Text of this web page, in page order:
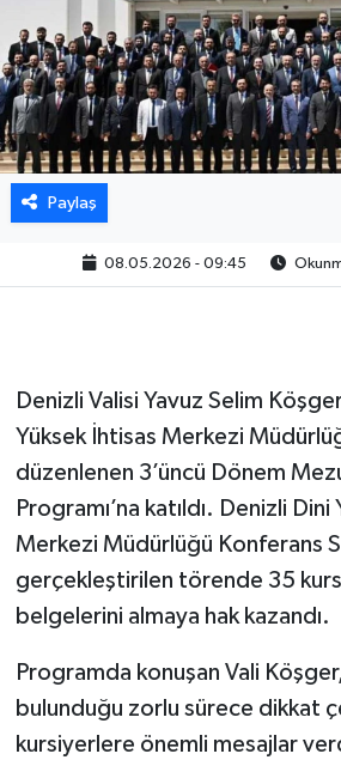
Paylaş
08.05.2026 - 09:45
Denizli Valisi Yavuz Selim
Yüksek İhtisas Merkezi
düzenlenen 3’üncü Dönem
Programı’na katıldı. Denizli
Merkezi Müdürlüğü Konferans
gerçekleştirilen törende 35
belgelerini almaya hak kazandı.
Programda konuşan Vali
bulunduğu zorlu sürece dikkat
kursiyerlere önemli mesajlar